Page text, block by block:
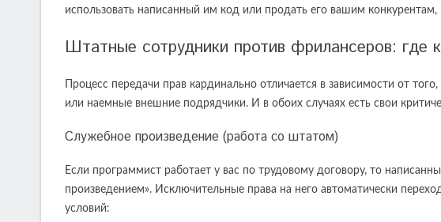
использовать написанный им код или продать его вашим конкурентам,
Штатные сотрудники против фрилансеров: где
Процесс передачи прав кардинально отличается в зависимости от
или наемные внешние подрядчики. И в обоих случаях есть свои
Служебное произведение (работа со штатом)
Если программист работает у вас по трудовому договору, то
произведением». Исключительные права на него автоматически
условий: